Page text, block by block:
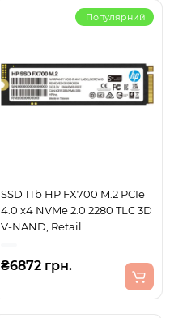
Популярний
SSD 1Tb HP FX700 M.2 PCIe
4.0 x4 NVMe 2.0 2280 TLC 3D
V-NAND, Retail
₴6872 грн.